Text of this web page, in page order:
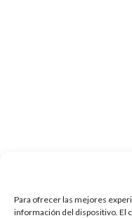
Para ofrecer las mejores
información del dispositivo. El